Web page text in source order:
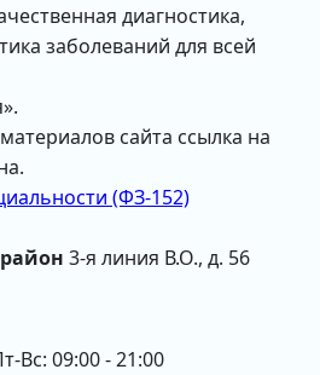
диагностика,
заболеваний для всей
сайта ссылка на
(ФЗ-152)
3-я линия В.О., д. 56
Вс: 09:00 - 21:00